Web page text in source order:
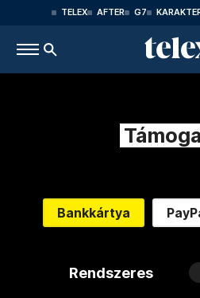
TELEX AFTER G7
Bankkártya
Rendszeres